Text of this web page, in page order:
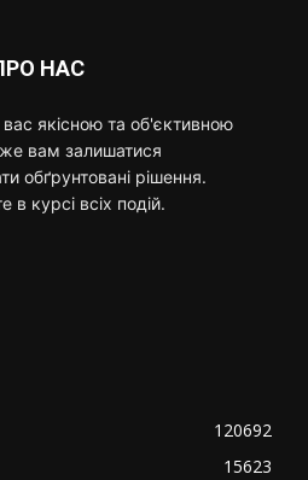
НАС
якісною та об'єктивною
вам залишатися
обґрунтовані рішення.
в курсі всіх подій.
120692
15623